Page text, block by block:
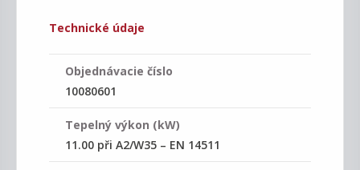
Technické údaje
Objednávacie číslo
10080601
Tepelný výkon (kW)
11.00 při A2/W35 – EN 14511